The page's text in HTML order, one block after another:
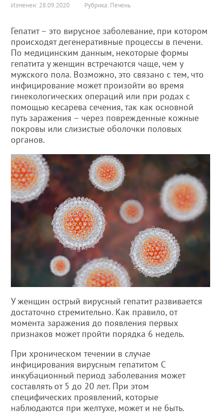
Изменен: 28.09.2020
Рубрика: Печень
Гепатит – это вирусное заболевание, при котором
происходят дегенеративные процессы в печени.
По медицинским данным, некоторые формы
гепатита у женщин встречаются чаще, чем у
мужского пола. Возможно, это связано с тем, что
инфицирование может произойти во время
гинекологических операций или при родах с
помощью кесарева сечения, так как основной
путь заражения – через поврежденные кожные
покровы или слизистые оболочки половых
органов.
У женщин острый вирусный гепатит развивается
достаточно стремительно. Как правило, от
момента заражения до появления первых
признаков может пройти порядка 6 недель.
При хроническом течении в случае
инфицирования вирусным гепатитом С
инкубационный период заболевания может
составлять от 5 до 20 лет. При этом
специфических проявлений, которые
наблюдаются при желтухе, может и не быть.